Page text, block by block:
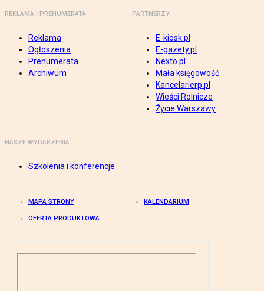
REKLAMA I PRENUMERATA
Reklama
Ogłoszenia
Prenumerata
Archiwum
PARTNERZY
E-kiosk.pl
E-gazety.pl
Nexto.pl
Mała księgowość
Kancelarierp.pl
Wieści Rolnicze
Życie Warszawy
NASZE WYDARZENIA
Szkolenia i konferencje
MAPA STRONY KALENDARIUM
OFERTA PRODUKTOWA